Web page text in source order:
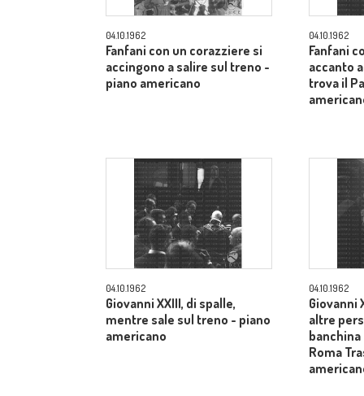
04.10.1962
Fanfani con un corazziere si
accingono a salire sul treno -
piano americano
04.10.1962
Fanfani
accanto
trova il
04.10.1962
Giovanni XXIII, di spalle,
mentre sale sul treno - piano
americano
04.10.1962
Giovanni
altre
Roma